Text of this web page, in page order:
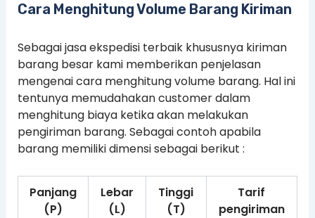
Cara Menghitung Volume Barang Kiriman
Sebagai jasa ekspedisi terbaik khususnya kiriman
barang besar kami memberikan penjelasan
mengenai cara menghitung volume barang. Hal ini
tentunya memudahakan customer dalam
menghitung biaya ketika akan melakukan
pengiriman barang. Sebagai contoh apabila
barang memiliki dimensi sebagai berikut :
Panjang
(P)
Lebar
(L)
Tinggi
(T)
Tarif
pengiriman